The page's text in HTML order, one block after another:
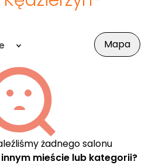
Mapa
żadnego salonu
mieście lub kategorii?